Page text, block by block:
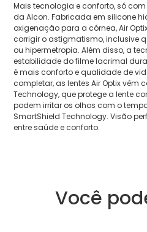
Mais tecnologia e conforto, só
da Alcon. Fabricada em silicone
oxigenação para a córnea, Air
corrigir o astigmatismo, inclusive
ou hipermetropia. Além disso, a
estabilidade do filme lacrimal
é mais conforto e qualidade de
completar, as lentes Air Optix vêm
Technology, que protege a lente
podem irritar os olhos com o
SmartShield Technology. Visão
entre saúde e conforto.
Você